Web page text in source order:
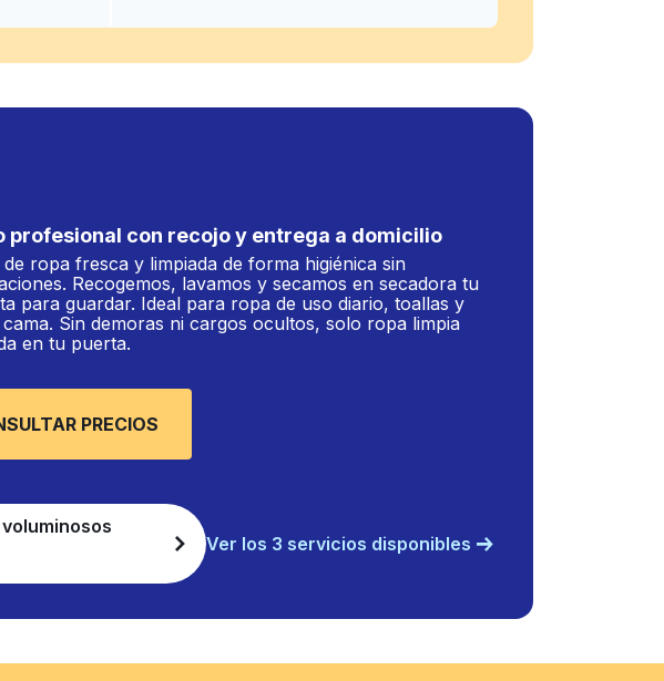
profesional con recojo y entrega a domicilio
ropa fresca y limpiada de forma higiénica sin
Recogemos, lavamos y secamos en secadora tu
para guardar. Ideal para ropa de uso diario, toallas y
Sin demoras ni cargos ocultos, solo ropa limpia
en tu puerta.
PRECIOS
Ver los 3 servicios disponibles